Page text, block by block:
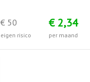
€ 50
eigen risico
€ 2,34
per maand